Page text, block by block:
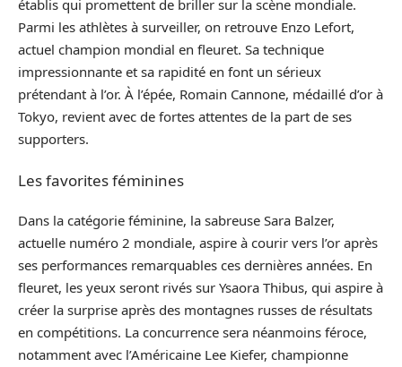
établis qui promettent de briller sur la scène mondiale.
Parmi les athlètes à surveiller, on retrouve Enzo Lefort,
actuel champion mondial en fleuret. Sa technique
impressionnante et sa rapidité en font un sérieux
prétendant à l’or. À l’épée, Romain Cannone, médaillé d’or à
Tokyo, revient avec de fortes attentes de la part de ses
supporters.
Les favorites féminines
Dans la catégorie féminine, la sabreuse Sara Balzer,
actuelle numéro 2 mondiale, aspire à courir vers l’or après
ses performances remarquables ces dernières années. En
fleuret, les yeux seront rivés sur Ysaora Thibus, qui aspire à
créer la surprise après des montagnes russes de résultats
en compétitions. La concurrence sera néanmoins féroce,
notamment avec l’Américaine Lee Kiefer, championne